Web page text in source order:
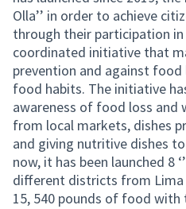
Olla’’ in order to achieve
through their participation
coordinated initiative that
prevention and against
food habits. The initiative
awareness of food loss and
from local markets, dishes
and giving nutritive dishes
now, it has been launched 8
different districts from Lima
15, 540 pounds of food